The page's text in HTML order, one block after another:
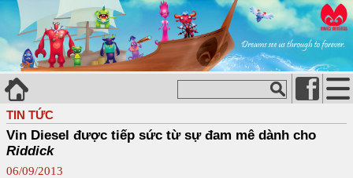
TIN TỨC
Vin Diesel được tiếp sức từ sự đam mê dành cho
Riddick
06/09/2013